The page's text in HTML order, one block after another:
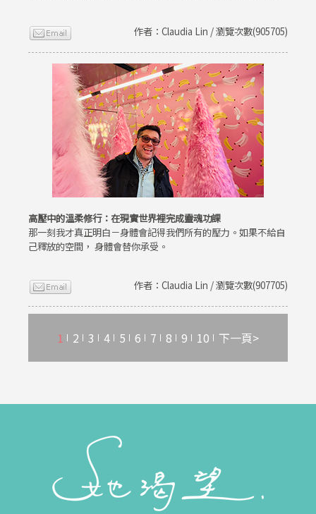
作者：Claudia Lin / 瀏覽次數(905705)
高壓中的溫柔修行：在現實世界裡完成靈魂功課
那一刻我才真正明白－身體會記得我們所有的壓力。如果不給自
己釋放的空間， 身體會替你承受。
作者：Claudia Lin / 瀏覽次數(907705)
1 2 3 4 5 6 7 8 9 10 下一頁>